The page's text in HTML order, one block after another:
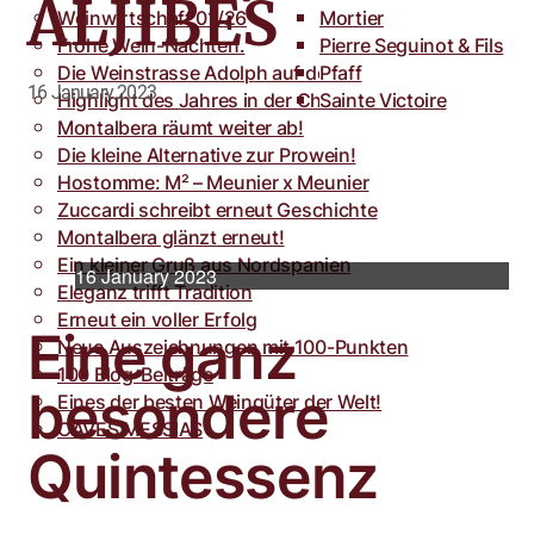
Weinwirtschaft 01/26
Frohe Wein-Nachten.
Die Weinstrasse Adolph auf der weinFACH
Highlight des Jahres in der Champagne.
Montalbera räumt weiter ab!
Die kleine Alternative zur Prowein!
Hostomme: M² – Meunier x Meunier
Zuccardi schreibt erneut Geschichte
Montalbera glänzt erneut!
Ein kleiner Gruß aus Nordspanien
Eleganz trifft Tradition
Erneut ein voller Erfolg
Neue Auszeichnungen mit 100-Punkten
100 Blog-Beiträge
Eines der besten Weingüter der Welt!
CAVES MESSIAS
Toro
Rocca dei Forti
Villa Armellina
Mortier
Pierre Seguinot & Fils
Pfaff
Sainte Victoire
ALJIBES
16 January 2023
16 January 2023
Eine ganz
besondere
Quintessenz